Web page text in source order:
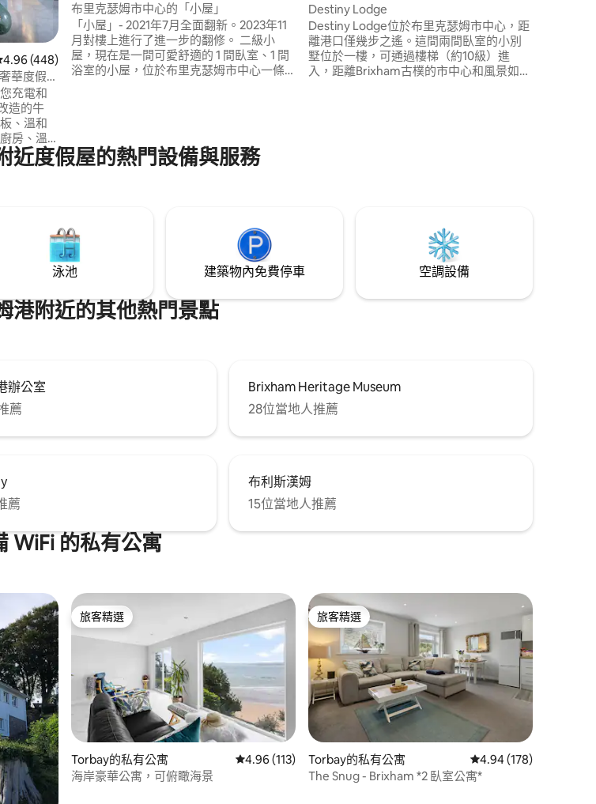
）
448 則評價中獲得 4.96 的平均評分（滿分 5 分）
4.96 (448)
華度假勝
充電和
造的牛
、溫和
房、溫
、羽毛
器、配
布里克瑟姆市中心的「小屋」
「小屋」- 2021年7月全面翻新。2023年11
月對樓上進行了進一步的翻修。 二級小
屋，現在是一間可愛舒適的 1 間臥室、1 間
浴室的小屋，位於布里克瑟姆市中心一條
幾家獨立餐廳、酒吧和商店。
Destiny Lodge
Destiny Lodge位於布里克瑟姆市中心，距
離港口僅幾步之遙。這間兩間臥室的小別
墅位於一樓，可通過樓梯（約10級）進
入，距離Brixham古樸的市中心和風景如畫
近度假屋的熱門設備與服務
泳池 建築物內免費停車 空調設備
港附近的其他熱門景點
辦公室
薦
Brixham Heritage Museum
28位當地人推薦
薦
布利斯漢姆
15位當地人推薦
WiFi 的私有公寓
）
旅客精選
旅客精選
Torbay的私有公寓 從 113 則評價中獲得 4.96 的平均評分（滿分 5 分）
4.96 (113)
海岸豪華公寓，可俯瞰海景
旅客精選
旅客精選
Torbay的私有公寓 從 178 則評價中獲得
4.94 (178)
The Snug - Brixham *2 臥室公寓*